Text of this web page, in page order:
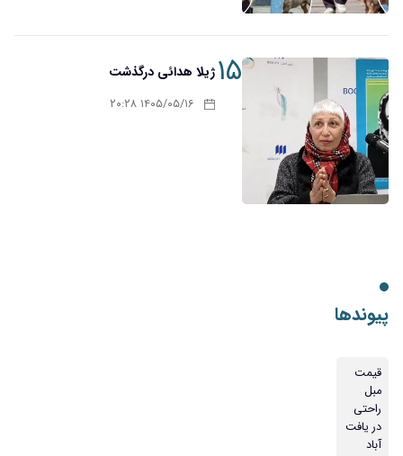
۱۵ژیلا هدائی درگذشت
۱۴۰۵/۰۵/۱۶ ۲۰:۲۸
پیوندها
قیمت
مبل
راحتی
در یافت
آباد